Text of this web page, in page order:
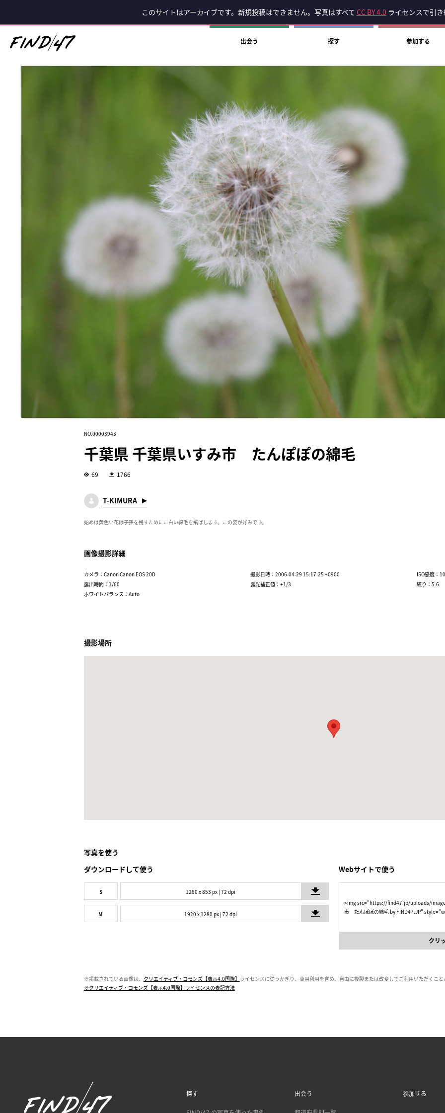
このサイトはアーカイブです。新規投稿はできません。写真はすべて CC BY 4.0 ライセンスで引
出会う 探す 参加する
NO.00003943
千葉県 千葉県いすみ市 たんぽぽの綿毛
69 1766
T-KIMURA
始めは黄色い花は子孫を残すためにこ白い綿毛を飛ばします。この姿が好みです。
画像撮影詳細
カメラ：Canon Canon EOS 20D 撮影日時：2006-04-29 15:17:25 +0900
ISO感度：
露出時間：1/60
露光補正値：+1/3
絞り：5.6
ホワイトバランス：Auto
撮影場所
写真を使う
ダウンロードして使う
S 1280 x 853 px | 72 dpi
M 1920 x 1280 px | 72 dpi
Webサイトで使う
<img src="https://find47.jp/uploads/
市 たんぽぽの綿毛 by FIND47.JP"
クリ
※掲載されている画像は、 クリエイティブ・コモンズ【表示4.0国際】 ライセンスに従うかぎり、商用利用を含め、自由に複製または改変してご利用いただくこ
※クリエイティブ・コモンズ【表示4.0国際】ライセンスの表記方法
探す 出会う 参加する